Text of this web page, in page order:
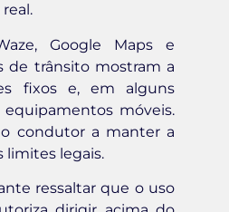
Google Maps e
de trânsito mostram a
fixos e, em alguns
móveis.
condutor a manter a
limites legais.
ressaltar que o uso